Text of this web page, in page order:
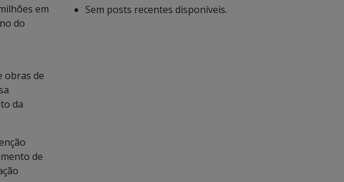
em
do
obras de
da
de
Sem posts recentes disponíveis.